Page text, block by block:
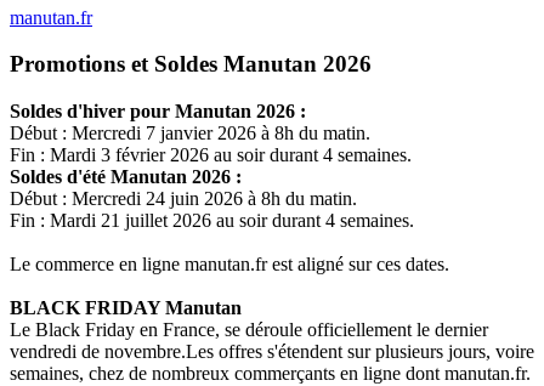
manutan.fr
Promotions et Soldes Manutan 2026
Soldes d'hiver pour Manutan 2026 :
Début : Mercredi 7 janvier 2026 à 8h du matin.
Fin : Mardi 3 février 2026 au soir durant 4 semaines.
Soldes d'été Manutan 2026 :
Début : Mercredi 24 juin 2026 à 8h du matin.
Fin : Mardi 21 juillet 2026 au soir durant 4 semaines.
Le commerce en ligne manutan.frest aligné sur ces dates.
BLACK FRIDAYManutan
Le Black Friday en France, se déroule officiellement le dernier
vendredi de novembre.Les offres s'étendent sur plusieurs jours, voire
semaines, chez de nombreux commerçants en ligne dont manutan.fr.